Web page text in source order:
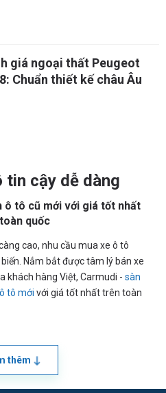
giá ngoại thất Peugeot
Chuẩn thiết kế châu Âu
tin cậy dễ dàng
ô tô cũ mới với giá tốt nhất
quốc
cao, nhu cầu mua xe ô tô
Nắm bắt được tâm lý bán xe
khách hàng Việt, Carmudi - sàn
tô mới với giá tốt nhất trên toàn
thêm